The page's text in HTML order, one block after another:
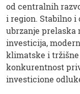
od centralnih
i region. Stabilno i
ubrzanje prelaska
investicija,
klimatske i
konkurentnost
investicione